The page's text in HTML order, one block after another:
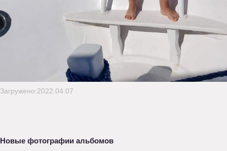
Загружено:2022.04.07
Новые фотографии альбомов